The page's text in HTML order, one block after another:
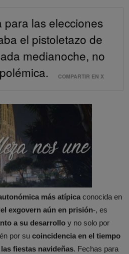
para las elecciones
el pistoletazo de
medianoche, no
COMPARTIR EN X
más atípica conocida en
exgovern aún en prisión-, es
a su desarrollo y no solo por
por su coincidencia en el tiempo
fiestas navideñas. Fechas para